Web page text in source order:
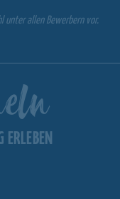
unter allen Bewerbern vor.